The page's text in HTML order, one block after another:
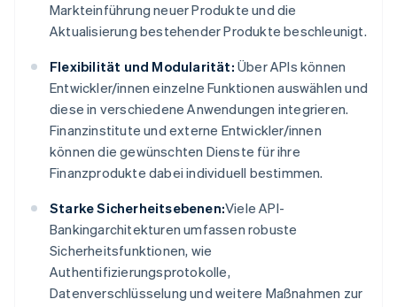
Markteinführung neuer Produkte und die
Aktualisierung bestehender Produkte beschleunigt.
Flexibilität und Modularität: Über APIs können
Entwickler/innen einzelne Funktionen auswählen und
diese in verschiedene Anwendungen integrieren.
Finanzinstitute und externe Entwickler/innen
können die gewünschten Dienste für ihre
Finanzprodukte dabei individuell bestimmen.
Starke Sicherheitsebenen:Viele API-
Bankingarchitekturen umfassen robuste
Sicherheitsfunktionen, wie
Authentifizierungsprotokolle,
Datenverschlüsselung und weitere Maßnahmen zur